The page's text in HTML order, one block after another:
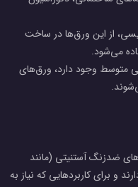
از این ورق‌ها در ساخت
می‌شود.
متوسط وجود دارد، ورق‌های
ضدزنگ آستنیتی (مانند
پایین‌تری دارند و برای کاربردهایی که نیاز به